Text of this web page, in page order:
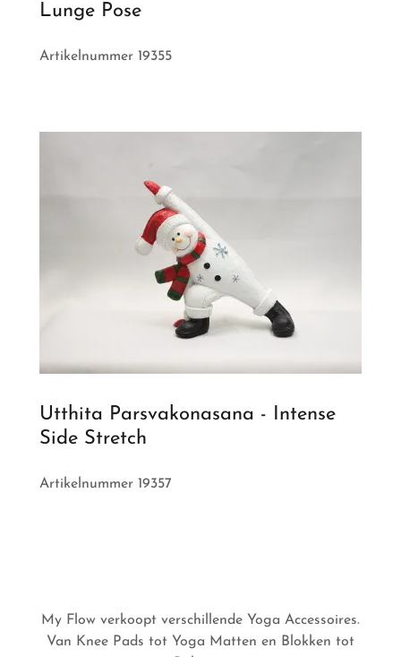
Lunge Pose
Artikelnummer 19355
Utthita Parsvakonasana - Intense
Side Stretch
Artikelnummer 19357
My Flow verkoopt verschillende Yoga Accessoires.
Van Knee Pads tot Yoga Matten en Blokken tot